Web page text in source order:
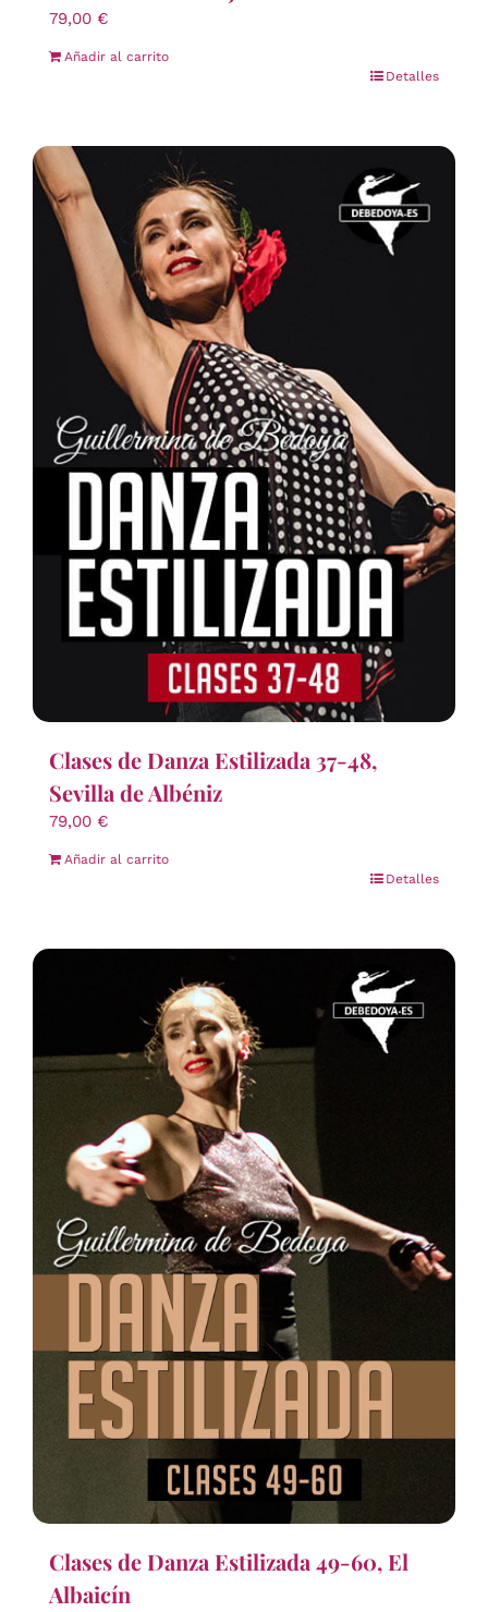
79,00 €
Añadir al carrito
Detalles
Clases de Danza Estilizada 37-48,
Sevilla de Albéniz
79,00 €
Añadir al carrito
Detalles
Clases de Danza Estilizada 49-60, El
Albaicín